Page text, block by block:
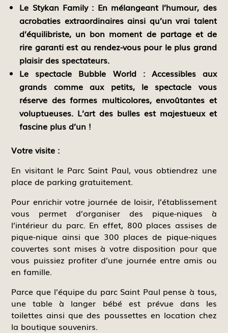
Le Stykan Family : En mélangeant l’humour, des
acrobaties extraordinaires ainsi qu’un vrai talent
d’équilibriste, un bon moment de partage et de
rire garanti est au rendez-vous pour le plus grand
plaisir des spectateurs.
Le spectacle Bubble World :Accessibles aux
grands comme aux petits, le spectacle vous
réserve des formes multicolores, envoûtantes et
voluptueuses. L’art des bulles est majestueux et
fascine plus d’un !
Votre visite :
En visitant le Parc Saint Paul, vous obtiendrez une
place de parking gratuitement.
Pour enrichir votre journée de loisir, l’établissement
vous permet d’organiser des pique-niques à
l’intérieur du parc. En effet, 800 places assises de
pique-nique ainsi que 300 places de pique-niques
couvertes sont mises à votre disposition pour que
vous puissiez profiter d’une journée entre amis ou
en famille.
Parce que l’équipe du parc Saint Paul pense à tous,
une table à langer bébé est prévue dans les
toilettes ainsi que des poussettes en location chez
la boutique souvenirs.